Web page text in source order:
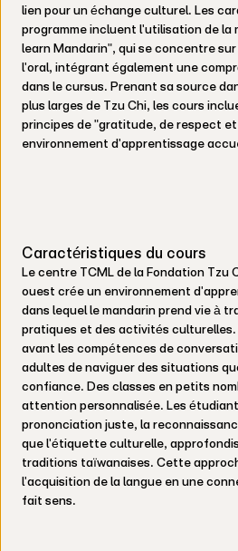
lien pour un échange culturel. Les
programme incluent l'utilisation de
learn Mandarin", qui se concentre
l'oral, intégrant également une
dans le cursus. Prenant sa source
plus larges de Tzu Chi, les cours
principes de "gratitude, de respect
environnement d'apprentissage
Caractéristiques du cours
Le centre TCML de la Fondation Tzu
ouest crée un environnement
dans lequel le mandarin prend vie à
pratiques et des activités
avant les compétences de
adultes de naviguer des situations
confiance. Des classes en petits
attention personnalisée. Les
prononciation juste, la
que l'étiquette culturelle,
traditions taïwanaises. Cette
l'acquisition de la langue en une
fait sens.